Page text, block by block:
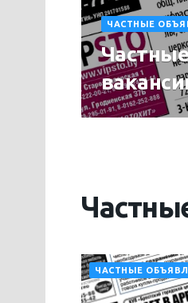
ЧАСТНЫЕ
ЧАСТНЫЕ